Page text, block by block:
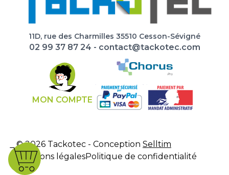
11D, rue des Charmilles 35510 Cesson-Sévigné
02 99 37 87 24 - contact@tackotec.com
MON COMPTE
© 2026 Tackotec - Conception Selltim
Mentions légalesPolitique de confidentialité
CGV